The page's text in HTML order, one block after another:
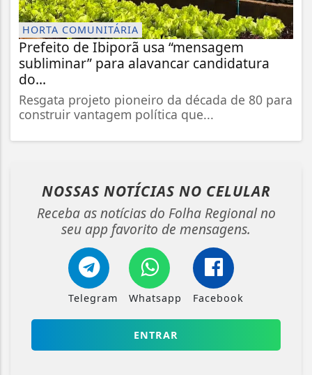
HORTA COMUNITÁRIA
Prefeito de Ibiporã usa “mensagem
subliminar” para alavancar candidatura
do...
Resgata projeto pioneiro da década de 80 para
construir vantagem política que...
NOSSAS NOTÍCIAS NO CELULAR
Receba as notícias do Folha Regional no
seu app favorito de mensagens.
Telegram Whatsapp Facebook
ENTRAR